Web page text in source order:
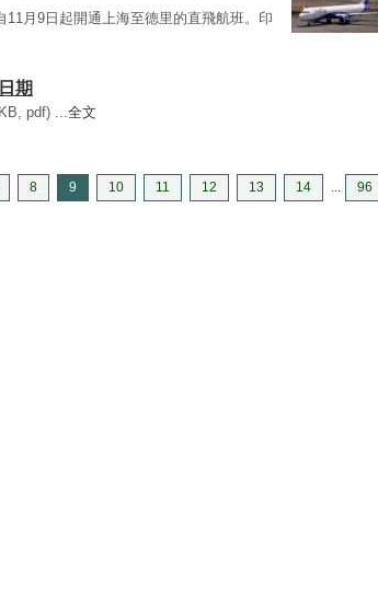
11月9日起開通上海至德里的直飛航班。印
期
pdf) ...全文
8 9 10 11 12 13 14 ... 96